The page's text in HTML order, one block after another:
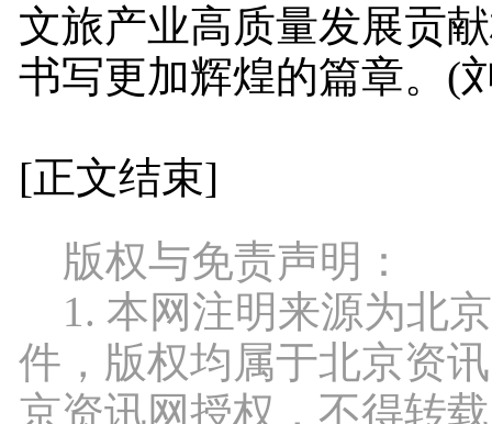
文旅产业高质量发展贡
书写更加辉煌的篇章。(
[正文结束]
版权与免责声明：
1. 本网注明来源为北
件，版权均属于北京资
京资讯网授权，不得转